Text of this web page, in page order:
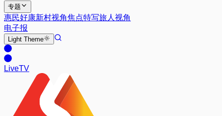
专题
惠民好康新村视角焦点特写旅人视角
电子报
Light Theme
LiveTV